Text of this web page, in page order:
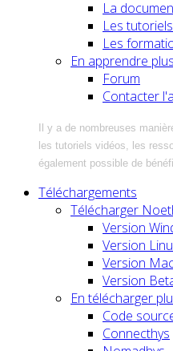
La
Les
Les
En apprendre plus
Forum
Contacter
Il y a de nombreuses
les tutoriels vidéos, les
également possible de
Téléchargements
Télécharger
Version
Version
Version
Version
En télécharger
Code
Connecthys